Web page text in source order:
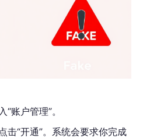
账户管理”。
击“开通”。系统会要求你完成